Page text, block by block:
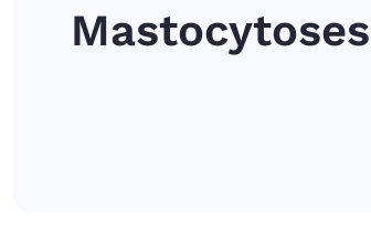
Mastocytoses